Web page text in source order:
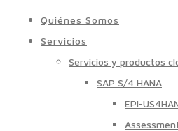
Quiénes Somos
Servicios
Servicios y productos
SAP S/4 HANA
EPI-